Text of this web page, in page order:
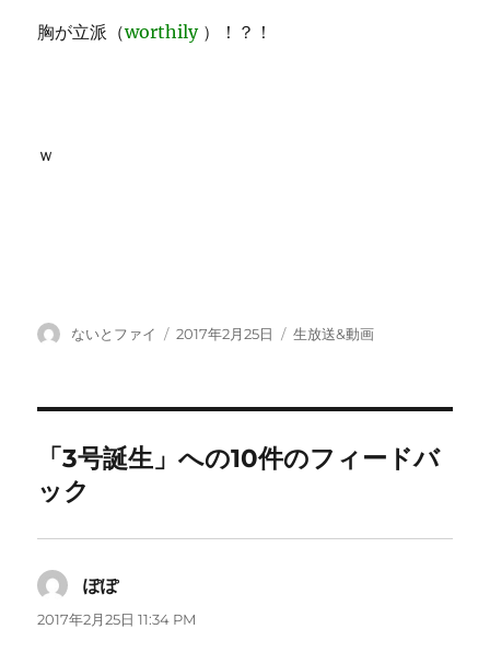
胸が立派（worthily ）！？！
ｗ
投
ないとファイ
投
2017年2月25日
カ
生放送&動画
「3号誕生」への10件のフィードバ
ック
ぽぽよ
り:
2017年2月25日 11:34 PM